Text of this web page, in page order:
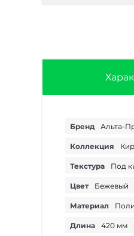
Бренд Альта-
Коллекция
Текстура Под
Цвет Бежевый
Материал
Длина 420 мм